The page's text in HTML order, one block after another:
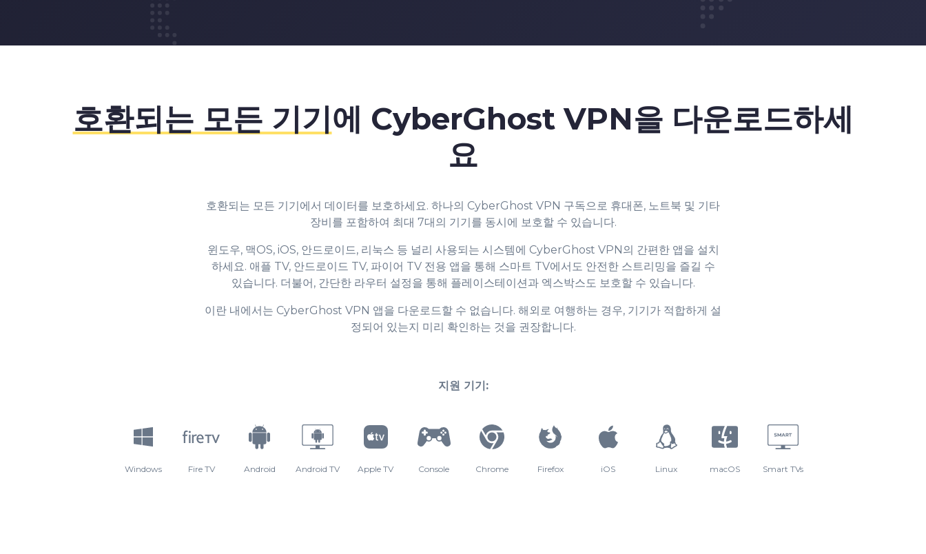
67
9
6
8
9
5
6
7
8
9
5
7
8
9
7
9
6
8
호환되는 모든 기기에 CyberGhost VPN을 다운로드하세
요
호환되는 모든 기기에서 데이터를 보호하세요. 하나의 CyberGhost VPN 구독으로 휴대폰, 노트북 및 기타
장비를 포함하여 최대 7대의 기기를 동시에 보호할 수 있습니다.
윈도우, 맥OS, iOS, 안드로이드, 리눅스 등 널리 사용되는 시스템에 CyberGhost VPN의 간편한 앱을 설치
하세요. 애플 TV, 안드로이드 TV, 파이어 TV 전용 앱을 통해 스마트 TV에서도 안전한 스트리밍을 즐길 수
있습니다. 더불어, 간단한 라우터 설정을 통해 플레이스테이션과 엑스박스도 보호할 수 있습니다.
이란 내에서는 CyberGhost VPN 앱을 다운로드할 수 없습니다. 해외로 여행하는 경우, 기기가 적합하게 설
정되어 있는지 미리 확인하는 것을 권장합니다.
지원 기기:
Windows Fire TV Android Android TV Apple TV Console Chrome Firefox iOS Linux macOS Smart TVs